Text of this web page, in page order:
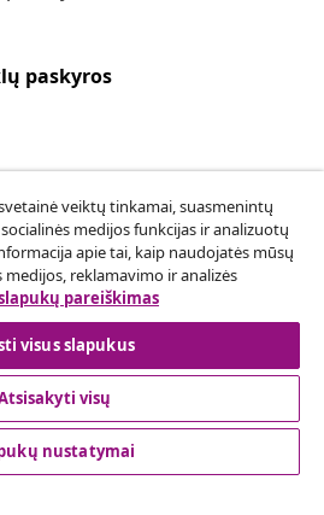
paskyros
užsakymo.
atsisakymas
veiktų tinkamai, suasmenintų
medijos funkcijas ir analizuotų
apie tai, kaip naudojatės mūsų
medijos, reklamavimo ir analizės
pareiškimas
visus slapukus
visų
nustatymai